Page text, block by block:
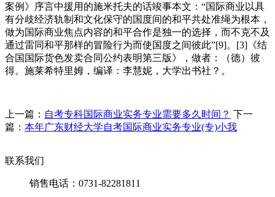
案例》序言中援用的施米托夫的话竣事本文：“国际商业以具
有分歧经济轨制和文化保守的国度间的和平共处准绳为根本，
做为国际商业焦点内容的和平合作是独一的选择，而不克不及
通过雷同和平那样的冒险行为而使国度之间彼此”[9]。[3]《结
合国国际货色发卖合同公约表明第三版》，做者：（德）彼
得。施莱希特里姆，编译：李慧妮，大学出书社？。
上一篇： 自考专科国际商业实务专业需要多久时间？ 下一
篇： 本年广东财经大学自考国际商业实务专业(专)小我
联系我们
销售电话：0731-82281811